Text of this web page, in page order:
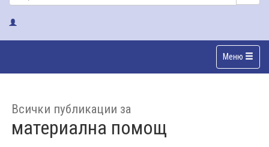
Меню
Всички публикации за
материална помощ